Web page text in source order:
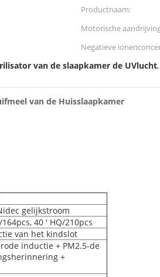
Productnaam:
Motorische
Negatieve
van de slaapkamer de UVlucht,
van de Huisslaapkamer
gelijkstroom
40 ' HQ/210pcs
van het kindslot
inductie + PM2.5-de
+